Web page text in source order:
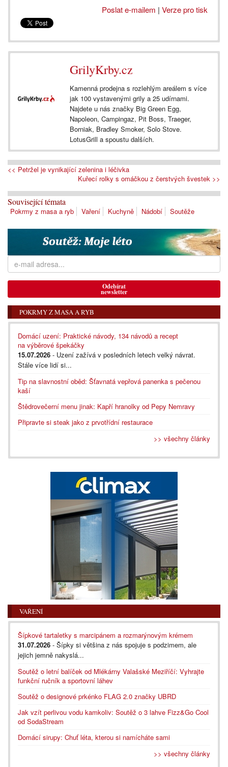
Poslat e-mailem | Verze pro tisk
GrilyKrby.cz
Kamenná prodejna s rozlehlým areálem s více
jak 100 vystavenými grily a 25 udírnami.
Najdete u nás značky Big Green Egg,
Napoleon, Campingaz, Pit Boss, Traeger,
Borniak, Bradley Smoker, Solo Stove.
LotusGrill a spoustu dalších.
<< Petržel je vynikající zelenina i léčivka
Kuřecí rolky s omáčkou z čerstvých švestek >>
Související témata
Pokrmy z masa a ryb Vaření Kuchyně Nádobí Soutěže
Odebírat
newsletter
POKRMY Z MASA A RYB
Domácí uzení: Praktické návody, 134 návodů a recept
na výběrové špekáčky
15.07.2026 - Uzení zažívá v posledních letech velký návrat.
Stále více lidí si...
Tip na slavnostní oběd: Šťavnatá vepřová panenka s pečenou
kaší
Štědrovečerní menu jinak: Kapří hranolky od Pepy Nemravy
Připravte si steak jako z prvotřídní restaurace
>> všechny články
VAŘENÍ
Šípkové tartaletky s marcipánem a rozmarýnovým krémem
31.07.2026 - Šípky si většina z nás spojuje s podzimem, ale
jejich jemně nakyslá...
Soutěž o letní balíček od Mlékárny Valašské Meziříčí: Vyhrajte
funkční ručník a sportovní láhev
Soutěž o designové prkénko FLAG 2.0 značky UBRD
Jak vzít perlivou vodu kamkoliv: Soutěž o 3 lahve Fizz&Go Cool
od SodaStream
Domácí sirupy: Chuť léta, kterou si namícháte sami
>> všechny články